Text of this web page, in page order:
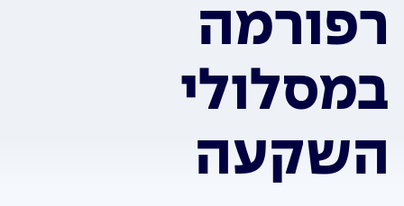
רפורמה
במסלולי
השקעה